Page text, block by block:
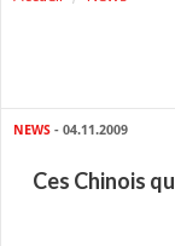
NEWS - 04.11.2009
Ces Chinois